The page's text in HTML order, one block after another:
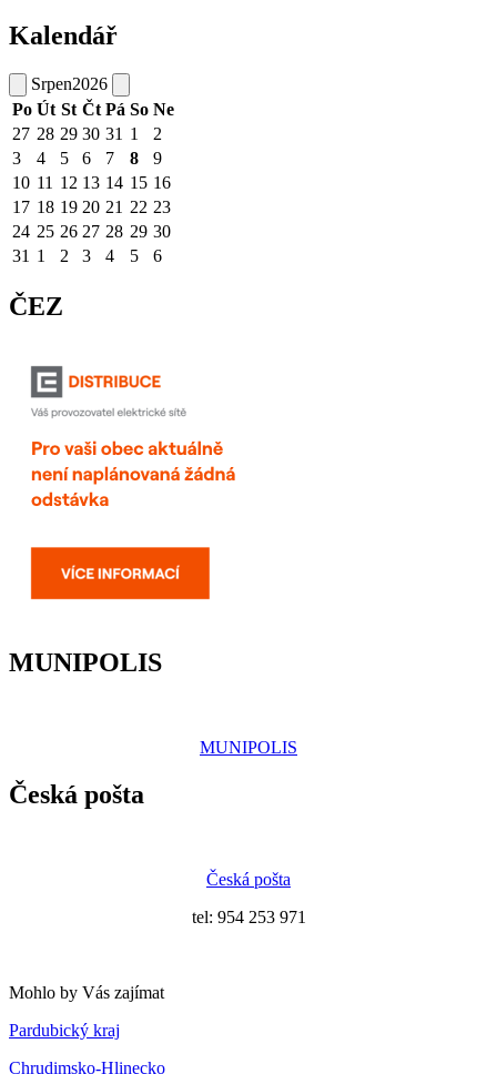
Kalendář
Srpen2026
Po Út St Čt Pá So Ne
27 28 29 30 31 1
2
3
4 5 6 7 8
9
10 11 12 13 14 15 16
17 18 19 20 21 22 23
24 25 26 27 28 29 30
31 1 2 3 4 5 6
ČEZ
MUNIPOLIS
MUNIPOLIS
Česká pošta
Česká pošta
tel: 954 253 971
Mohlo by Vás zajímat
Pardubický kraj
Chrudimsko-Hlinecko